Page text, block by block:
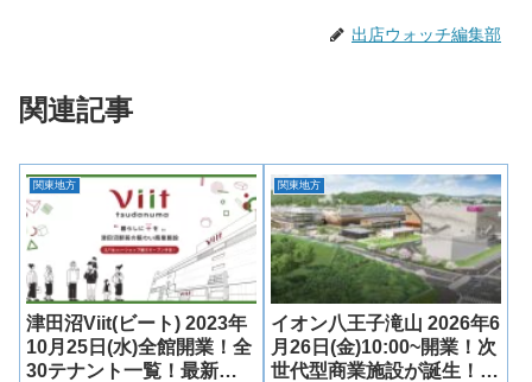
出店ウォッチ編集部
関連記事
関東地方
津田沼Viit(ビート) 2023年
10月25日(水)全館開業！全
30テナント一覧！最新情
関東地方
イオン八王子滝山 2026年6
月26日(金)10:00~開業！次
世代型商業施設が誕生！全